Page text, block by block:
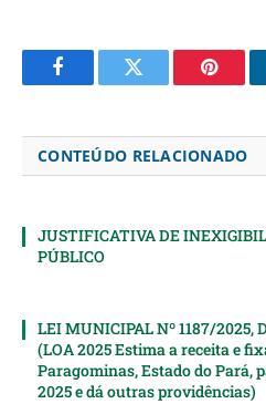
FacebookTwitter
CONTEÚDO RELACIONADO
JUSTIFICATIVA DE
PÚBLICO
LEI MUNICIPAL Nº 1187/2025,
(LOA 2025 Estima a receita e
Paragominas, Estado do Pará,
2025 e dá outras providências)